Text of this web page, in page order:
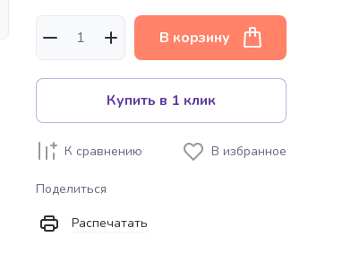
В корзину
Купить в 1 клик
К сравнению В избранное
Поделиться
Распечатать